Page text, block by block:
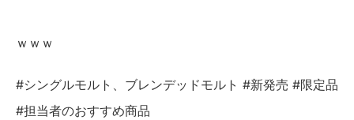
ｗｗｗ
#シングルモルト、ブレンデッドモルト #新発売 #限定品
#担当者のおすすめ商品